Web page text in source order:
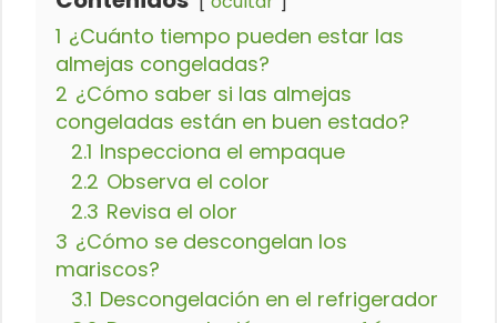
1 ¿Cuánto tiempo pueden estar las
almejas congeladas?
2 ¿Cómo saber si las almejas
congeladas están en buen estado?
2.1 Inspecciona el empaque
2.2 Observa el color
2.3 Revisa el olor
3 ¿Cómo se descongelan los
mariscos?
3.1 Descongelación en el refrigerador